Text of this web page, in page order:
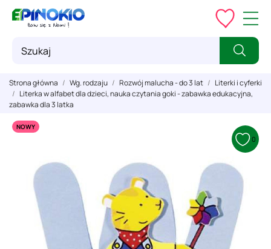
Strona główna Wg. rodzaju Rozwój malucha - do 3 lat
Literki i cyferki
Literka w alfabet dla dzieci, nauka czytania goki - zabawka edukacyjna,
zabawka dla 3 latka
NOWY
0